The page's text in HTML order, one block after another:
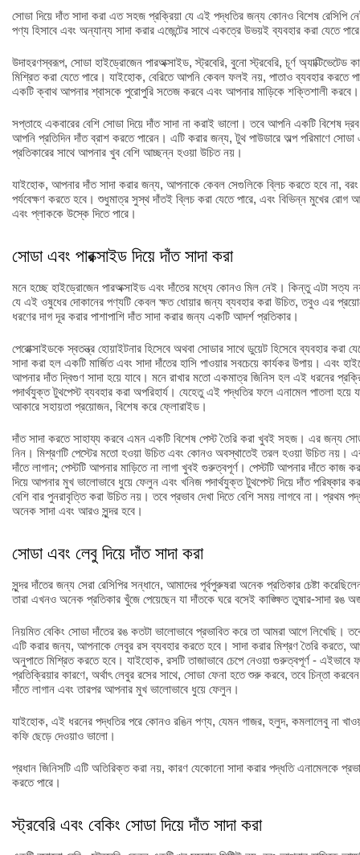
সোডা দিয়ে দাঁত সাদা করা এত সহজ প্রক্রিয়া যে এই পদ্ধতির জন্য কোনও বিশেষ রেসিপি
পণ্য হিসাবে এবং অন্যান্য সাদা করার এজেন্টের সাথে একত্রে উভয়ই ব্যবহার করা যেতে
উদাহরণস্বরূপ, সোডা হাইড্রোজেন পারঅক্সাইড, স্ট্রবেরি, বুনো স্ট্রবেরি, চূর্ণ অ্যাক্টিভেটেড
মিশ্রিত করা যেতে পারে। যাইহোক, বেরিতে আপনি কেবল ফলই নয়, পাতাও ব্যবহার করতে
একটি ক্বাথ আপনার শ্বাসকে পুরোপুরি সতেজ করবে এবং আপনার মাড়িকে শক্তিশালী করবে।
সপ্তাহে একবারের বেশি সোডা দিয়ে দাঁত সাদা না করাই ভালো। তবে আপনি একটি বিশেষ
আপনি প্রতিদিন দাঁত ব্রাশ করতে পারেন। এটি করার জন্য, টুথ পাউডারে অল্প পরিমাণে
প্রতিকারের সাথে আপনার খুব বেশি আচ্ছন্ন হওয়া উচিত নয়।
যাইহোক, আপনার দাঁত সাদা করার জন্য, আপনাকে কেবল সেগুলিকে ব্লিচ করতে হবে না, বরং
পর্যবেক্ষণ করতে হবে। শুধুমাত্র সুস্থ দাঁতই ব্লিচ করা যেতে পারে, এবং বিভিন্ন মুখের রোগ
এবং প্লাককে উস্কে দিতে পারে।
সোডা এবং পারক্সাইড দিয়ে দাঁত সাদা করা
মনে হচ্ছে হাইড্রোজেন পারঅক্সাইড এবং দাঁতের মধ্যে কোনও মিল নেই। কিন্তু এটা
যে এই ওষুধের দোকানের পণ্যটি কেবল ক্ষত ধোয়ার জন্য ব্যবহার করা উচিত, তবুও এর
ধরণের দাগ দূর করার পাশাপাশি দাঁত সাদা করার জন্য একটি আদর্শ প্রতিকার।
পেরোক্সাইডকে স্বতন্ত্র হোয়াইটনার হিসেবে অথবা সোডার সাথে ডুয়েট হিসেবে ব্যবহার করা
সাদা করা হল একটি মার্জিত এবং সাদা দাঁতের হাসি পাওয়ার সবচেয়ে কার্যকর উপায়। এবং
আপনার দাঁত দ্বিগুণ সাদা হয়ে যাবে। মনে রাখার মতো একমাত্র জিনিস হল এই ধরনের
পদার্থযুক্ত টুথপেস্ট ব্যবহার করা অপরিহার্য। যেহেতু এই পদ্ধতির ফলে এনামেল পাতলা
আকারে সহায়তা প্রয়োজন, বিশেষ করে ফ্লোরাইড।
দাঁত সাদা করতে সাহায্য করবে এমন একটি বিশেষ পেস্ট তৈরি করা খুবই সহজ। এর জন্য
নিন। মিশ্রণটি পেস্টের মতো হওয়া উচিত এবং কোনও অবস্থাতেই তরল হওয়া উচিত নয়।
দাঁতে লাগান; পেস্টটি আপনার মাড়িতে না লাগা খুবই গুরুত্বপূর্ণ। পেস্টটি আপনার দাঁতে কাজ
দিয়ে আপনার মুখ ভালোভাবে ধুয়ে ফেলুন এবং খনিজ পদার্থযুক্ত টুথপেস্ট দিয়ে দাঁত
বেশি বার পুনরাবৃত্তি করা উচিত নয়। তবে প্রভাব দেখা দিতে বেশি সময় লাগবে না। প্রথম
অনেক সাদা এবং আরও সুন্দর হবে।
সোডা এবং লেবু দিয়ে দাঁত সাদা করা
সুন্দর দাঁতের জন্য সেরা রেসিপির সন্ধানে, আমাদের পূর্বপুরুষরা অনেক প্রতিকার চেষ্টা
তারা এখনও অনেক প্রতিকার খুঁজে পেয়েছেন যা দাঁতকে ঘরে বসেই কাঙ্ক্ষিত তুষার-সাদা রঙ
নিয়মিত বেকিং সোডা দাঁতের রঙ কতটা ভালোভাবে প্রভাবিত করে তা আমরা আগে লিখেছি।
এটি করার জন্য, আপনাকে লেবুর রস ব্যবহার করতে হবে। সাদা করার মিশ্রণ তৈরি করতে,
অনুপাতে মিশ্রিত করতে হবে। যাইহোক, রসটি তাজাভাবে চেপে নেওয়া গুরুত্বপূর্ণ -
প্রতিক্রিয়ার কারণে, অর্থাৎ লেবুর রসের সাথে, সোডা ফেনা হতে শুরু করবে, তবে চিন্তা
দাঁতে লাগান এবং তারপর আপনার মুখ ভালোভাবে ধুয়ে ফেলুন।
যাইহোক, এই ধরনের পদ্ধতির পরে কোনও রঙিন পণ্য, যেমন গাজর, হলুদ, কমলালেবু না
কফি ছেড়ে দেওয়াও ভালো।
প্রধান জিনিসটি এটি অতিরিক্ত করা নয়, কারণ যেকোনো সাদা করার পদ্ধতি এনামেলকে
করতে পারে।
স্ট্রবেরি এবং বেকিং সোডা দিয়ে দাঁত সাদা করা